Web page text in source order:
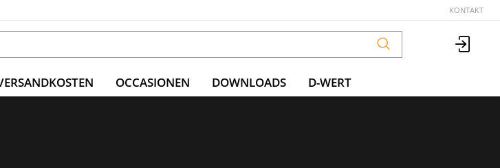
KONTAKT
OCCASIONEN DOWNLOADS D-WERT